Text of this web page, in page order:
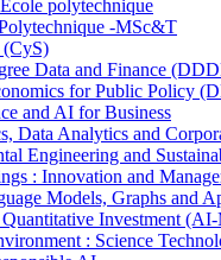
polytechnique
-MSc&T
(CyS)
Data and Finance
for Public Policy
and AI for Business
Data Analytics and
Engineering and
: Innovation and
Models, Graphs and
Investment
: Science